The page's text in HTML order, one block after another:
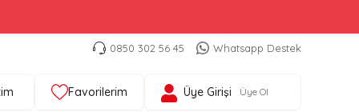
0850 302 56 45 Whatsapp Destek
Favorilerim Üye Girişi Üye Ol